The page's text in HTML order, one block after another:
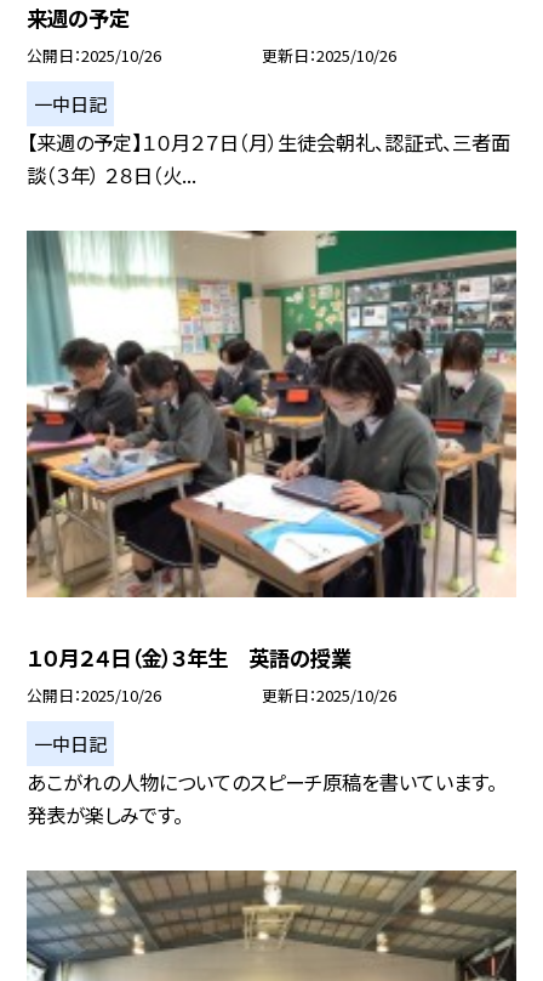
来週の予定
公開日 2025/10/26 更新日 2025/10/26
一中日記
【来週の予定】１０月２７日（月）生徒会朝礼、認証式、三者面
談（３年） ２８日（火...
１０月２４日（金）３年生 英語の授業
公開日 2025/10/26 更新日 2025/10/26
一中日記
あこがれの人物についてのスピーチ原稿を書いています。
発表が楽しみです。